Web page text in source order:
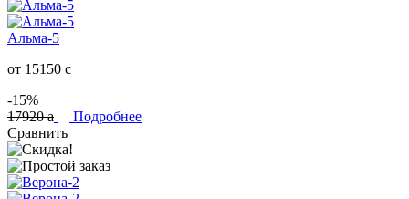
Альма-5
от 15150 c
-15%
17920a
Подробнее
Сравнить